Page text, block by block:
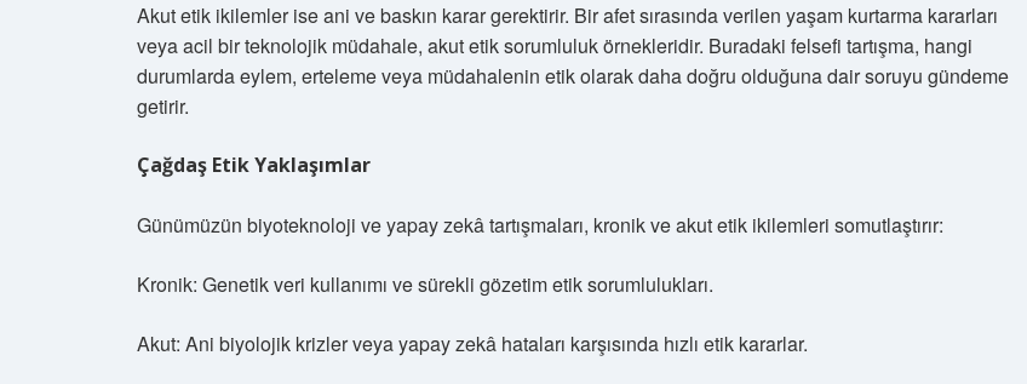
Akut etik ikilemler ise ani ve baskın karar gerektirir. Bir afet sırasında verilen yaşam kurtarma kararları
veya acil bir teknolojik müdahale, akut etik sorumluluk örnekleridir. Buradaki felsefi tartışma, hangi
durumlarda eylem, erteleme veya müdahalenin etik olarak daha doğru olduğuna dair soruyu gündeme
getirir.
Çağdaş Etik Yaklaşımlar
Günümüzün biyoteknoloji ve yapay zekâ tartışmaları, kronik ve akut etik ikilemleri somutlaştırır:
Kronik: Genetik veri kullanımı ve sürekli gözetim etik sorumlulukları.
Akut: Ani biyolojik krizler veya yapay zekâ hataları karşısında hızlı etik kararlar.